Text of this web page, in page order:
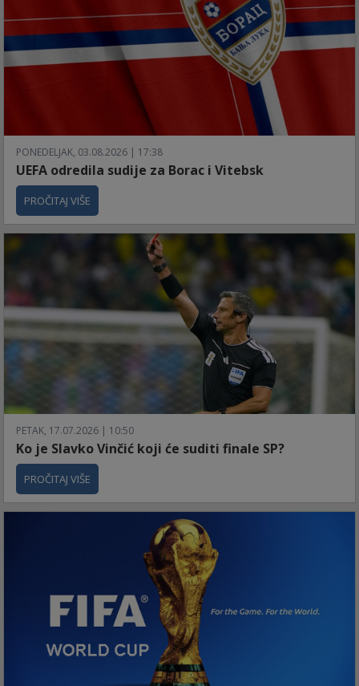
PONEDELJAK, 03.08.2026 | 17:38
UEFA odredila sudije za Borac i Vitebsk
PROČITAJ VIŠE
PETAK, 17.07.2026 | 10:50
Ko je Slavko Vinčić koji će suditi finale SP?
PROČITAJ VIŠE